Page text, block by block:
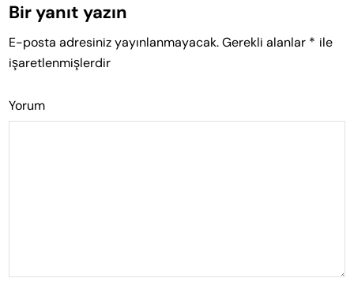
Bir yanıt yazın
E-posta adresiniz yayınlanmayacak. Gerekli alanlar * ile
işaretlenmişlerdir
Yorum